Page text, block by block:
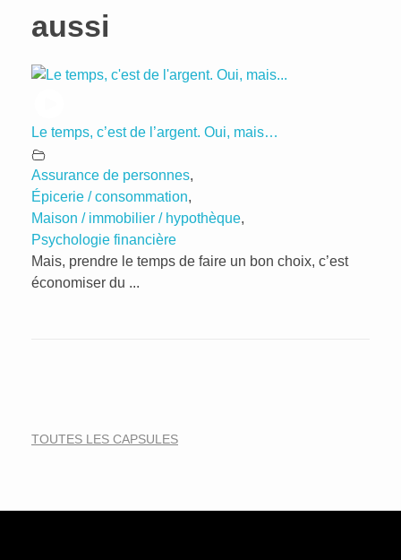
aussi
Le temps, c’est de l’argent. Oui, mais…
Assurance de personnes,
Épicerie / consommation,
Maison / immobilier / hypothèque,
Psychologie financière
Mais, prendre le temps de faire un bon choix, c’est
économiser du ...
TOUTES LES CAPSULES